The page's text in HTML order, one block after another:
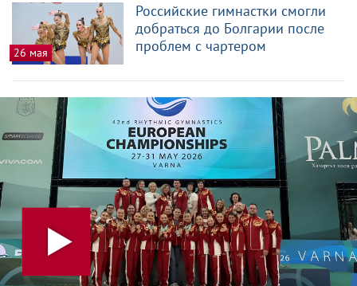
26 мая
Российские гимнастки смогли
добраться до Болгарии после
проблем с чартером